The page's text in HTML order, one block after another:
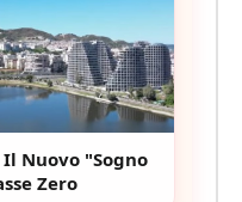
Nuovo "Sogno
Zero